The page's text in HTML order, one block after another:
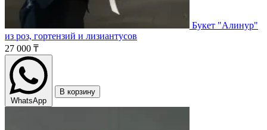
Букет "Алинур"
из роз, гортензий и лизиантусов
27 000 ₸
WhatsApp
В корзину